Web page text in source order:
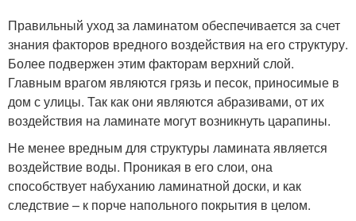
Правильный уход за ламинатом обеспечивается за счет
знания факторов вредного воздействия на его структуру.
Более подвержен этим факторам верхний слой.
Главным врагом являются грязь и песок, приносимые в
дом с улицы. Так как они являются абразивами, от их
воздействия на ламинате могут возникнуть царапины.
Не менее вредным для структуры ламината является
воздействие воды. Проникая в его слои, она
способствует набуханию ламинатной доски, и как
следствие – к порче напольного покрытия в целом.